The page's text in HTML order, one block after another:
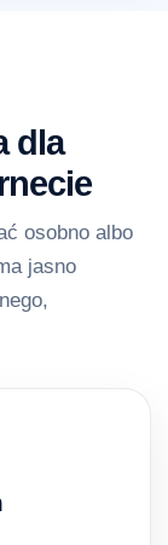
dla
osobno albo
jasno